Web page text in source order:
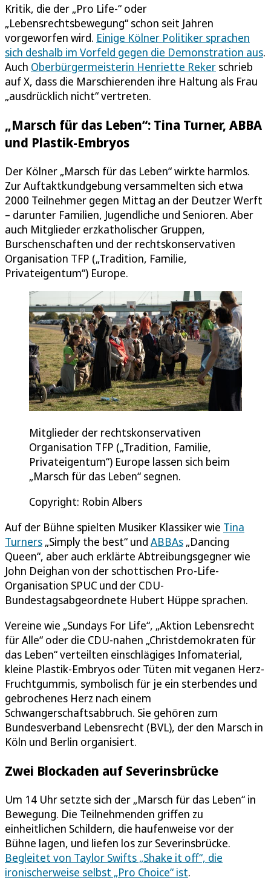
Kritik, die der „Pro Life-“ oder
„Lebensrechtsbewegung“ schon seit Jahren
vorgeworfen wird. Einige Kölner Politiker sprachen
sich deshalb im Vorfeld gegen die Demonstration aus.
Auch Oberbürgermeisterin Henriette Reker schrieb
auf X, dass die Marschierenden ihre Haltung als Frau
„ausdrücklich nicht“ vertreten.
„Marsch für das Leben“: Tina Turner, ABBA
und Plastik-Embryos
Der Kölner „Marsch für das Leben“ wirkte harmlos.
Zur Auftaktkundgebung versammelten sich etwa
2000 Teilnehmer gegen Mittag an der Deutzer Werft
– darunter Familien, Jugendliche und Senioren. Aber
auch Mitglieder erzkatholischer Gruppen,
Burschenschaften und der rechtskonservativen
Organisation TFP („Tradition, Familie,
Privateigentum“) Europe.
Mitglieder der rechtskonservativen
Organisation TFP („Tradition, Familie,
Privateigentum“) Europe lassen sich beim
„Marsch für das Leben“ segnen.
Copyright: Robin Albers
Auf der Bühne spielten Musiker Klassiker wie Tina
Turners „Simply the best“ und ABBAs „Dancing
Queen“, aber auch erklärte Abtreibungsgegner wie
John Deighan von der schottischen Pro-Life-
Organisation SPUC und der CDU-
Bundestagsabgeordnete Hubert Hüppe sprachen.
Vereine wie „Sundays For Life“, „Aktion Lebensrecht
für Alle“ oder die CDU-nahen „Christdemokraten für
das Leben“ verteilten einschlägiges Infomaterial,
kleine Plastik-Embryos oder Tüten mit veganen Herz-
Fruchtgummis, symbolisch für je ein sterbendes und
gebrochenes Herz nach einem
Schwangerschaftsabbruch. Sie gehören zum
Bundesverband Lebensrecht (BVL), der den Marsch in
Köln und Berlin organisiert.
Zwei Blockaden auf Severinsbrücke
Um 14 Uhr setzte sich der „Marsch für das Leben“ in
Bewegung. Die Teilnehmenden griffen zu
einheitlichen Schildern, die haufenweise vor der
Bühne lagen, und liefen los zur Severinsbrücke.
Begleitet von Taylor Swifts „Shake it off“, die
ironischerweise selbst „Pro Choice“ ist.